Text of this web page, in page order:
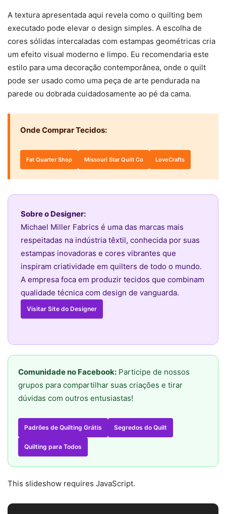
A textura apresentada aqui revela como o quilting bem
executado pode elevar o design simples. A escolha de
cores sólidas intercaladas com estampas geométricas cria
um efeito visual moderno e limpo. Eu recomendaria este
estilo para uma decoração contemporânea, onde o quilt
pode ser usado como uma peça de arte pendurada na
parede ou dobrada cuidadosamente ao pé da cama.
Onde Comprar Tecidos:
Fat Quarter Shop Missouri Star Quilt Co LoveCrafts
Sobre o Designer:
Michael Miller Fabrics é uma das marcas mais
respeitadas na indústria têxtil, conhecida por suas
estampas inovadoras e cores vibrantes que
inspiram criatividade em quilters de todo o mundo.
A empresa foca em produzir tecidos que combinam
qualidade técnica com design de vanguarda.
Visitar Site do Designer
Comunidade no Facebook: Participe de nossos
grupos para compartilhar suas criações e tirar
dúvidas com outros entusiastas!
Padrões de Quilting Grátis Segredos do Quilt
Quilting para Todos
This slideshow requires JavaScript.